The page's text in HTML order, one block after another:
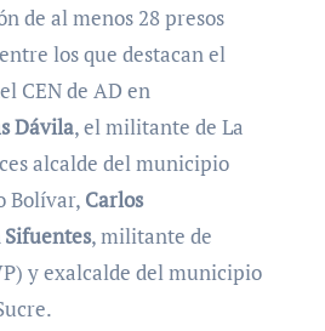
de al menos 28 presos
los que destacan el
CEN de AD en
Dávila, el militante de La
alcalde del municipio
Bolívar, Carlos
Sifuentes, militante de
y exalcalde del municipio